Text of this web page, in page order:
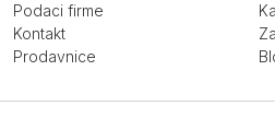
Podaci firme
Kontakt
Prodavnice